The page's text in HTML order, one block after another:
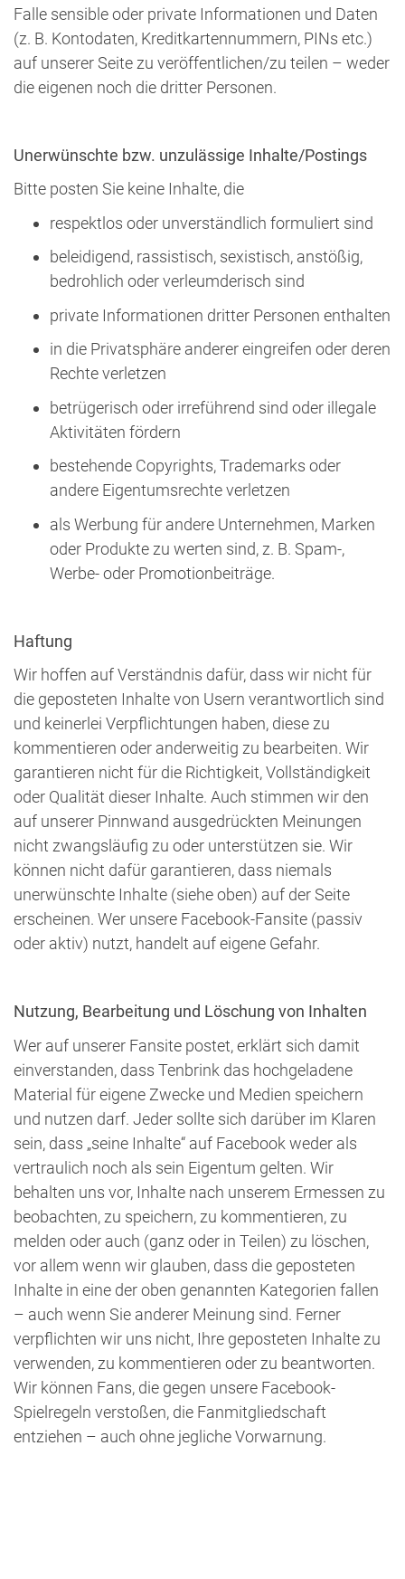
Falle sensible oder private Informationen und Daten
(z. B. Kontodaten, Kreditkartennummern, PINs etc.)
auf unserer Seite zu veröffentlichen/zu teilen – weder
die eigenen noch die dritter Personen.
Unerwünschte bzw. unzulässige Inhalte/Postings
Bitte posten Sie keine Inhalte, die
respektlos oder unverständlich formuliert sind
beleidigend, rassistisch, sexistisch, anstößig,
bedrohlich oder verleumderisch sind
private Informationen dritter Personen enthalten
in die Privatsphäre anderer eingreifen oder deren
Rechte verletzen
betrügerisch oder irreführend sind oder illegale
Aktivitäten fördern
bestehende Copyrights, Trademarks oder
andere Eigentumsrechte verletzen
als Werbung für andere Unternehmen, Marken
oder Produkte zu werten sind, z. B. Spam-,
Werbe- oder Promotionbeiträge.
Haftung
Wir hoffen auf Verständnis dafür, dass wir nicht für
die geposteten Inhalte von Usern verantwortlich sind
und keinerlei Verpflichtungen haben, diese zu
kommentieren oder anderweitig zu bearbeiten. Wir
garantieren nicht für die Richtigkeit, Vollständigkeit
oder Qualität dieser Inhalte. Auch stimmen wir den
auf unserer Pinnwand ausgedrückten Meinungen
nicht zwangsläufig zu oder unterstützen sie. Wir
können nicht dafür garantieren, dass niemals
unerwünschte Inhalte (siehe oben) auf der Seite
erscheinen. Wer unsere Facebook-Fansite (passiv
oder aktiv) nutzt, handelt auf eigene Gefahr.
Nutzung, Bearbeitung und Löschung von Inhalten
Wer auf unserer Fansite postet, erklärt sich damit
einverstanden, dass Tenbrink das hochgeladene
Material für eigene Zwecke und Medien speichern
und nutzen darf. Jeder sollte sich darüber im Klaren
sein, dass „seine Inhalte“ auf Facebook weder als
vertraulich noch als sein Eigentum gelten. Wir
behalten uns vor, Inhalte nach unserem Ermessen zu
beobachten, zu speichern, zu kommentieren, zu
melden oder auch (ganz oder in Teilen) zu löschen,
vor allem wenn wir glauben, dass die geposteten
Inhalte in eine der oben genannten Kategorien fallen
– auch wenn Sie anderer Meinung sind. Ferner
verpflichten wir uns nicht, Ihre geposteten Inhalte zu
verwenden, zu kommentieren oder zu beantworten.
Wir können Fans, die gegen unsere Facebook-
Spielregeln verstoßen, die Fanmitgliedschaft
entziehen – auch ohne jegliche Vorwarnung.